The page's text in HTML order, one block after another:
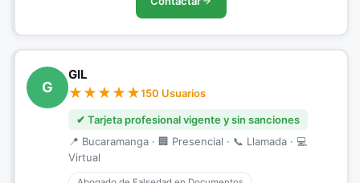
G
GIL
150 Usuarios
✔ Tarjeta profesional vigente y sin sanciones
📍 Bucaramanga · 🏢 Presencial · 📞 Llamada · 💻
Virtual